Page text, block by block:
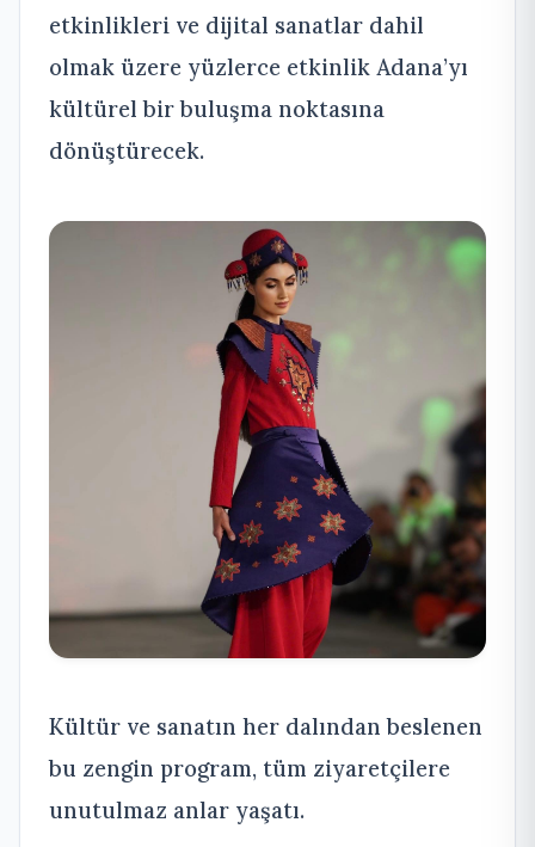
etkinlikleri ve dijital sanatlar dahil
olmak üzere yüzlerce etkinlik Adana’yı
kültürel bir buluşma noktasına
dönüştürecek.
Kültür ve sanatın her dalından beslenen
bu zengin program, tüm ziyaretçilere
unutulmaz anlar yaşatı.